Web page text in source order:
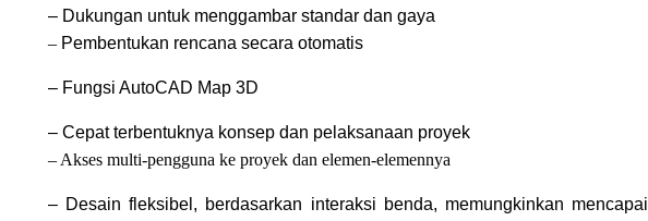
– Dukungan untuk menggambar standar dan gaya
– Pembentukan rencana secara otomatis
– Fungsi AutoCAD Map 3D
– Cepat terbentuknya konsep dan pelaksanaan proyek
– Akses multi-pengguna ke proyek dan elemen-elemennya
– Desain fleksibel, berdasarkan interaksi benda, memungkinkan mencapai